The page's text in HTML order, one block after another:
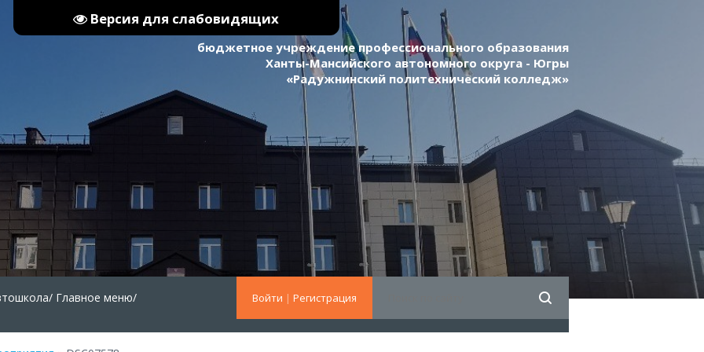
Версия для слабовидящих
бюджетное учреждение профессионального образования
Ханты-Мансийского автономного округа - Югры
«Радужнинский политехнический колледж»
Войти | Регистрация
Главное меню/